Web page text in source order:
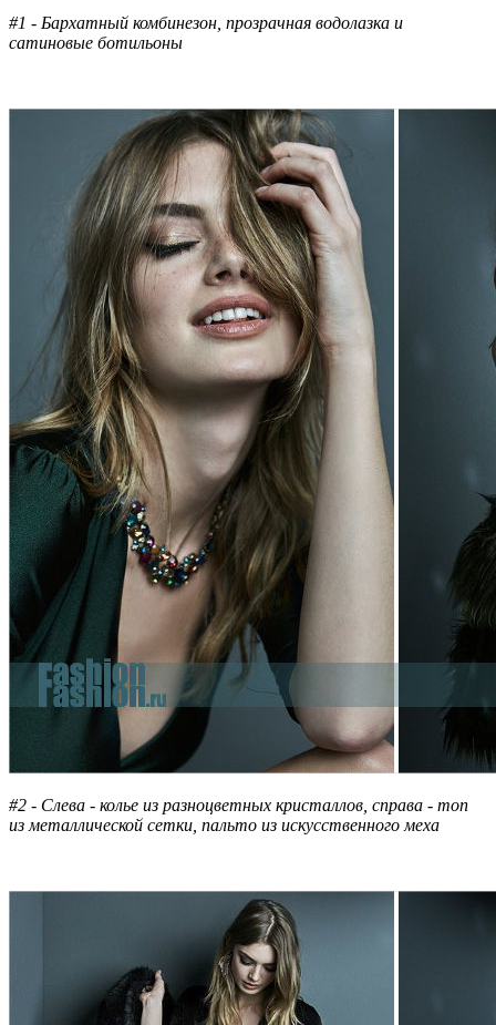
#1 - Бархатный комбинезон, прозрачная водолазка и
сатиновые ботильоны
#2 - Слева - колье из разноцветных кристаллов, справа - топ
из металлической сетки, пальто из искусственного меха